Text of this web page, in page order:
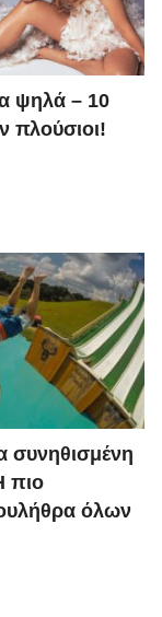
ψηλά – 10
πλούσιοι!
συνηθισμένη
πιο
όλων